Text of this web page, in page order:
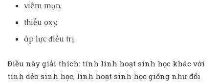
viêm mạn,
thiếu oxy,
áp lực điều trị.
Điều này giải thích: tính linh hoạt sinh học khác với
tính dẻo sinh học, linh hoạt sinh học giống như đổi